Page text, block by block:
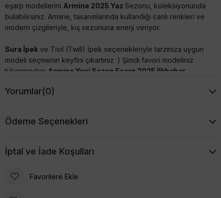
eşarp modellerini Armine 2025 Yaz Sezonu, koleksiyonunda
bulabilirsiniz. Armine, tasarımlarında kullandığı canlı renkleri ve
modern çizgileriyle, kış sezonuna enerji veriyor.
Sura İpek ve Tivil (Twill) İpek seçenekleriyle tarzınıza uygun
modeli seçmenin keyfini çıkartınız :) Şimdi favori modeliniz
tükenmeden Armine Yeni Sezon Eşarp 2025 İlkbahar
Armine İpek Eşarpların Özellikleri
- İncelediğiniz Eşarp; Sura Dokumadır(Saten). Parlak
Yorumlar(0)
Ödeme Seçenekleri
İptal ve İade Koşulları
Favorilere Ekle